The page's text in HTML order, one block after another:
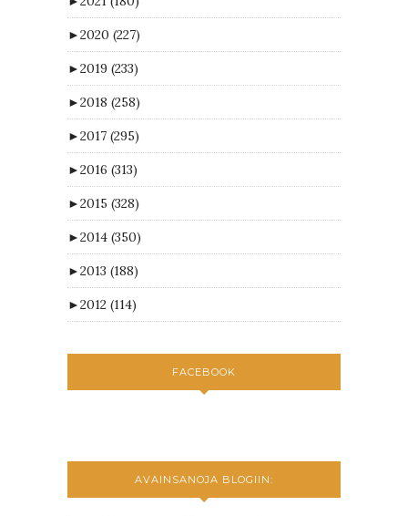
►2020 (227)
►2019 (233)
►2018 (258)
►2017 (295)
►2016 (313)
►2015 (328)
►2014 (350)
►2013 (188)
►2012 (114)
FACEBOOK
AVAINSANOJA BLOGIIN: